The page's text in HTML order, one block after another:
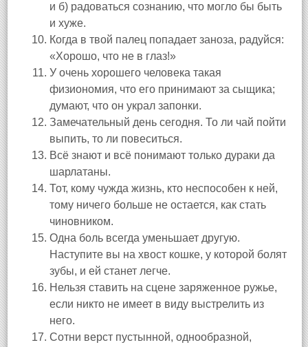
и б) радоваться сознанию, что могло бы быть
и хуже.
Когда в твой палец попадает заноза, радуйся:
«Хорошо, что не в глаз!»
У очень хорошего человека такая
физиономия, что его принимают за сыщика;
думают, что он украл запонки.
Замечательный день сегодня. То ли чай пойти
выпить, то ли повеситься.
Всё знают и всё понимают только дураки да
шарлатаны.
Тот, кому чужда жизнь, кто неспособен к ней,
тому ничего больше не остается, как стать
чиновником.
Одна боль всегда уменьшает другую.
Наступите вы на хвост кошке, у которой болят
зубы, и ей станет легче.
Нельзя ставить на сцене заряженное ружье,
если никто не имеет в виду выстрелить из
него.
Сотни верст пустынной, однообразной,